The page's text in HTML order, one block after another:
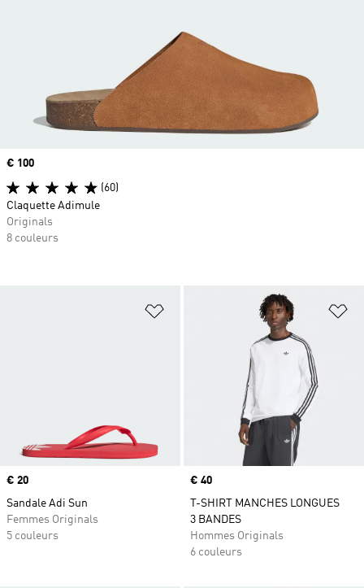
Ajouter à la Liste de produits
Prix
€ 20
Sandale Adi Sun
Femmes Originals
5 couleurs
Prix
€ 40
T-SHIRT MANCHES LONGUES
3 BANDES
Hommes Originals
6 couleurs
Prix
€ 100
(60)
Claquette Adimule
Originals
8 couleurs